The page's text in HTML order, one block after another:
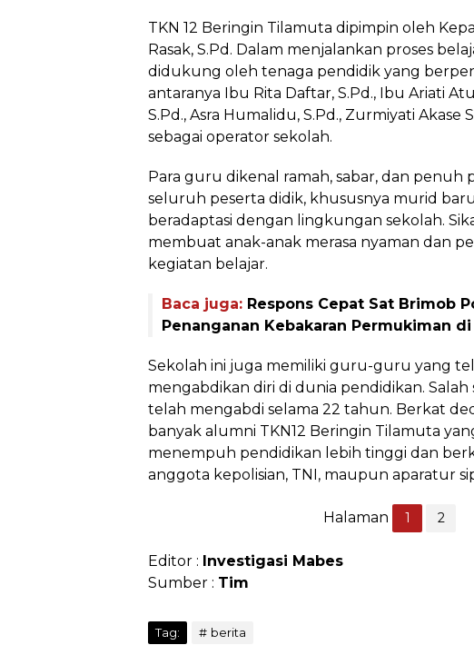
TKN 12 Beringin Tilamuta dipimpin oleh
Rasak, S.Pd. Dalam menjalankan proses
didukung oleh tenaga pendidik yang
antaranya Ibu Rita Daftar, S.Pd., Ibu Ariati
S.Pd., Asra Humalidu, S.Pd., Zurmiyati Akase
sebagai operator sekolah.
Para guru dikenal ramah, sabar, dan penuh
seluruh peserta didik, khususnya murid
beradaptasi dengan lingkungan sekolah.
membuat anak-anak merasa nyaman dan
kegiatan belajar.
Baca juga: Respons Cepat Sat Brimob
Penanganan Kebakaran Permukiman
Sekolah ini juga memiliki guru-guru yang
mengabdikan diri di dunia pendidikan.
telah mengabdi selama 22 tahun. Berkat
banyak alumni TKN12 Beringin Tilamuta
menempuh pendidikan lebih tinggi dan
anggota kepolisian, TNI, maupun aparatur
Halaman 1 2
Editor : Investigasi Mabes
Sumber : Tim
Tag: berita